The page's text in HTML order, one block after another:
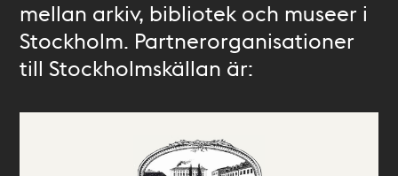
mellan arkiv, bibliotek och museer i
Stockholm. Partnerorganisationer
till Stockholmskällan är: